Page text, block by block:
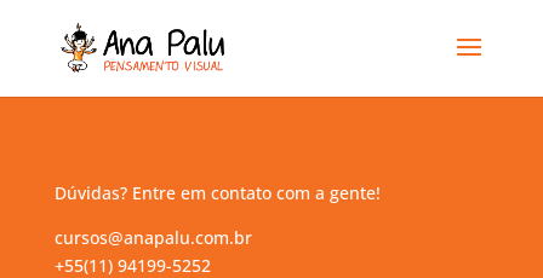
Dúvidas? Entre em contato com a gente!
cursos@anapalu.com.br
+55(11) 94199-5252